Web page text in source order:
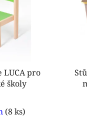
LUCA pro
školy
(8 ks)